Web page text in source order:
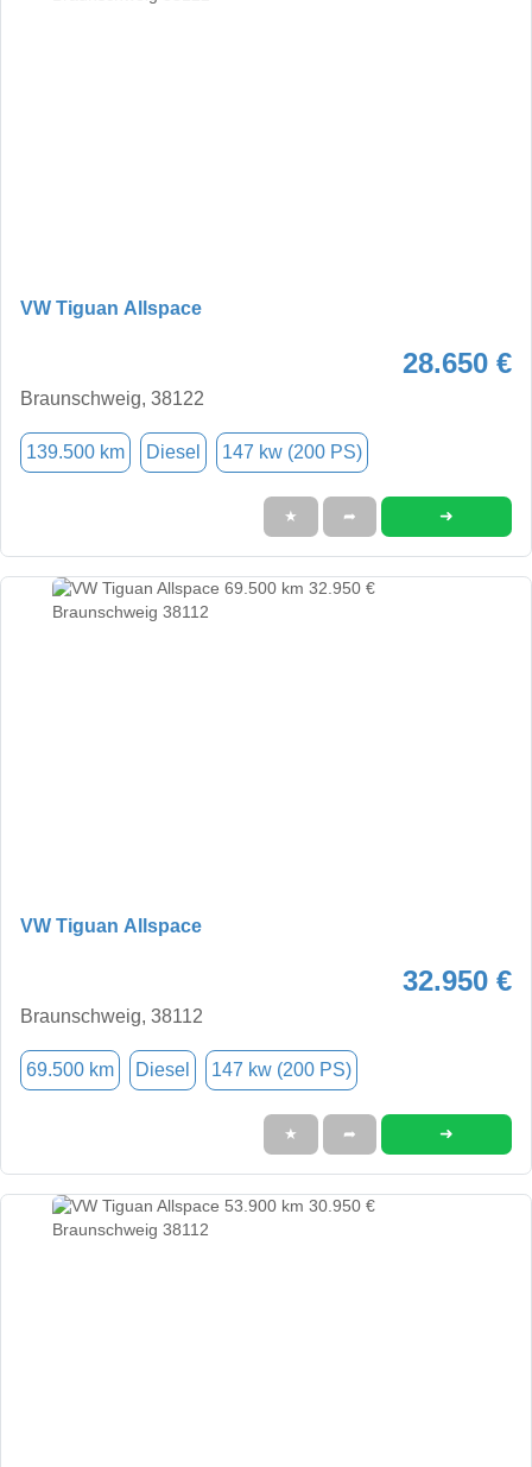
VW Tiguan Allspace
28.650 €
Braunschweig, 38122
139.500 km Diesel 147 kw (200 PS)
★ ➦ ➜
VW Tiguan Allspace
32.950 €
Braunschweig, 38112
69.500 km Diesel 147 kw (200 PS)
★ ➦ ➜